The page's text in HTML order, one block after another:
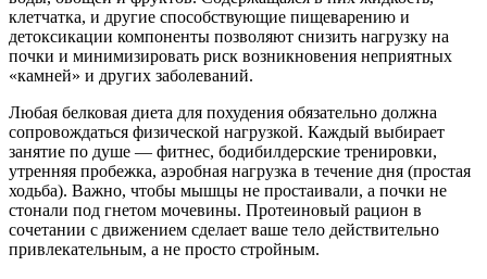
клетчатка, и другие способствующие пищеварению и
детоксикации компоненты позволяют снизить нагрузку на
почки и минимизировать риск возникновения неприятных
«камней» и других заболеваний.
Любая белковая диета для похудения обязательно должна
сопровождаться физической нагрузкой. Каждый выбирает
занятие по душе — фитнес, бодибилдерские тренировки,
утренняя пробежка, аэробная нагрузка в течение дня (простая
ходьба). Важно, чтобы мышцы не простаивали, а почки не
стонали под гнетом мочевины. Протеиновый рацион в
сочетании с движением сделает ваше тело действительно
привлекательным, а не просто стройным.